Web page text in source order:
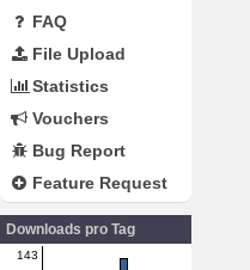
FAQ
File Upload
Statistics
Vouchers
Bug Report
Feature Request
Downloads pro Tag
143